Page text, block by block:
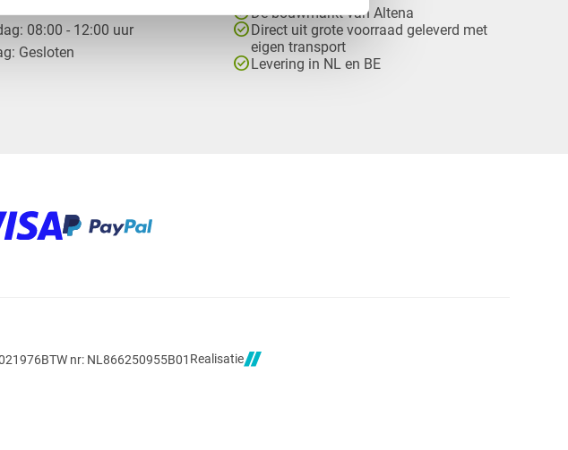
08:00 - 12:00 uur
Gesloten
check_circleDé bouwmarkt van Altena
check_circle Direct uit grote voorraad geleverd met
eigen transport
check_circle Levering in NL en BE
BTW nr: NL866250955B01 Realisatie